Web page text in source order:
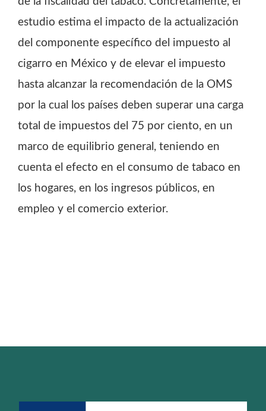
estudio estima el impacto de la actualización
del componente específico del impuesto al
cigarro en México y de elevar el impuesto
hasta alcanzar la recomendación de la OMS
por la cual los países deben superar una carga
total de impuestos del 75 por ciento, en un
marco de equilibrio general, teniendo en
cuenta el efecto en el consumo de tabaco en
los hogares, en los ingresos públicos, en
empleo y el comercio exterior.